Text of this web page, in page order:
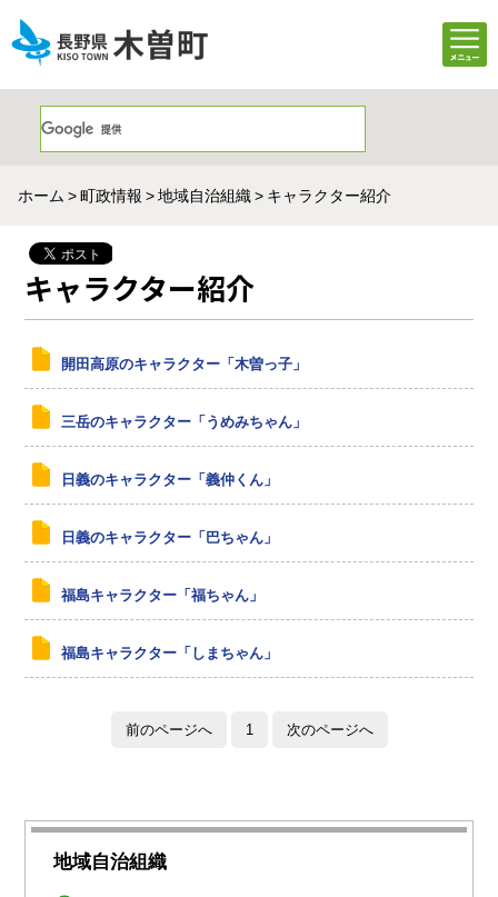
ホーム 町政情報 地域自治組織 キャラクター紹介
地域自治組織
キャラクター紹介
開田高原のキャラクター「木曽っ子」
三岳のキャラクター「うめみちゃん」
日義のキャラクター「義仲くん」
日義のキャラクター「巴ちゃん」
福島キャラクター「福ちゃん」
福島キャラクター「しまちゃん」
前のページへ 1 次のページへ